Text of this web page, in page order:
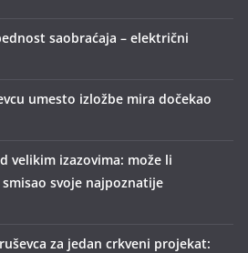
saobraćaja – električni
umesto izložbe mira dočekao
velikim izazovima: može li
svoje najpoznatije
za jedan crkveni projekat: